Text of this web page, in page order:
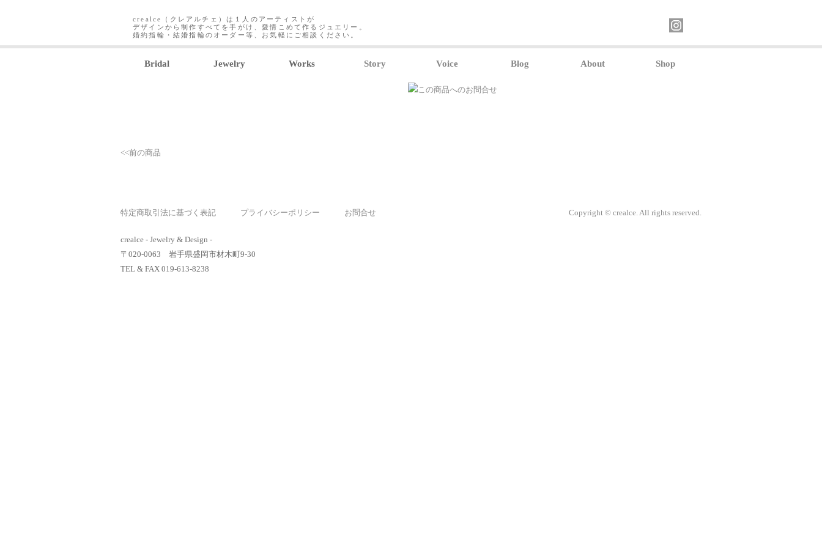
crealce（クレアルチェ）は１人のアーティストが
デザインから制作すべてを手がけ、愛情こめて作るジュエリー。
婚約指輪・結婚指輪のオーダー等、お気軽にご相談ください。
Bridal Jewelry Works Story Voice Blog About Shop
<<前の商品
特定商取引法に基づく表記 プライバシーポリシー お問合せ Copyright © crealce. All rights reserved.
crealce - Jewelry & Design -
〒020-0063 岩手県盛岡市材木町9-30
TEL & FAX 019-613-8238